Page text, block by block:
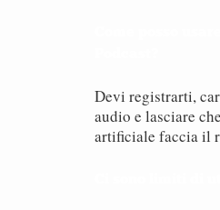
Devi registrarti,
audio e lasciare
artificiale faccia il